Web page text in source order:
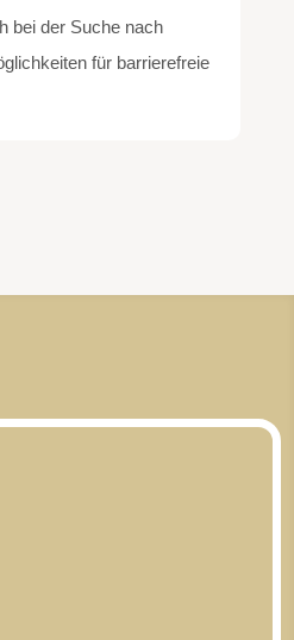
bei der Suche nach
für barrierefreie